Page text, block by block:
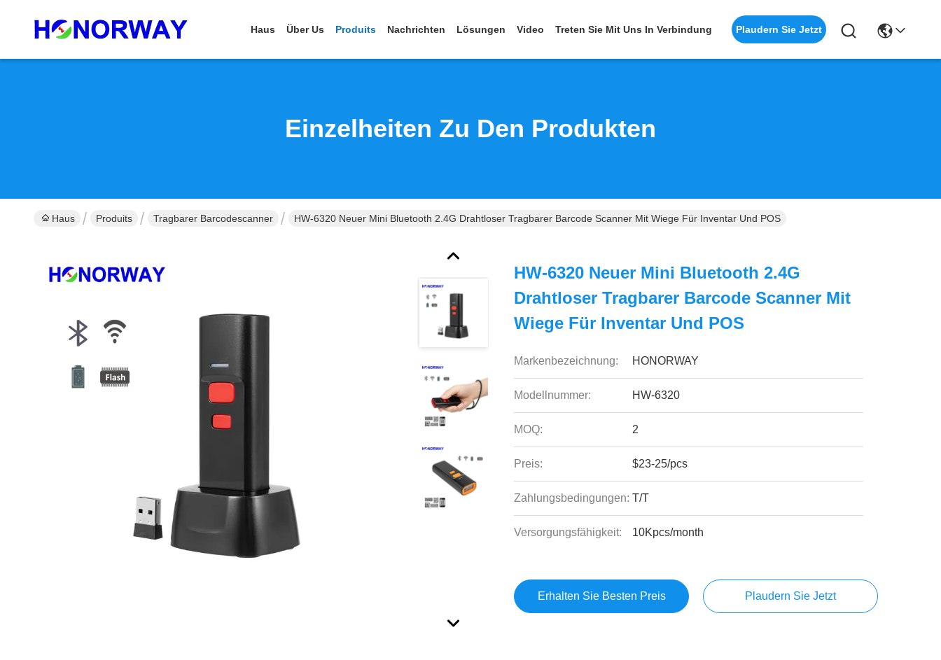
Haus Über Us Produits Nachrichten Lösungen Video Treten Sie Mit Uns In Verbindung Plaudern Sie Jetzt
Einzelheiten Zu Den Produkten
Haus Produits Tragbarer Barcodescanner HW-6320 Neuer Mini Bluetooth 2.4G Drahtloser Tragbarer Barcode Scanner Mit Wiege Für Inventar Und POS
HW-6320 Neuer Mini Bluetooth 2.4G
Drahtloser Tragbarer Barcode Scanner Mit
Wiege Für Inventar Und POS
Markenbezeichnung: HONORWAY
Modellnummer: HW-6320
MOQ: 2
Preis: $23-25/pcs
Zahlungsbedingungen: T/T
Versorgungsfähigkeit: 10Kpcs/month
Erhalten Sie Besten Preis Plaudern Sie Jetzt